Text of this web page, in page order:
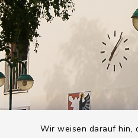
Wir weisen darauf hin,